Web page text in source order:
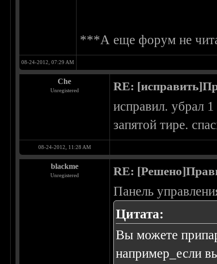
***А еще форум не
08-24-2012, 07:29 AM
Che
Unregistered RE:
исправил. убрал
запятой тире.
08-24-2012, 11:28 AM
blackme
Unregistered RE:
Панель
Цитата:
Вы можете
например_если